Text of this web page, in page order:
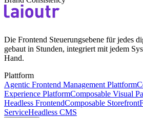
Die Frontend Steuerungsebene für jedes
gebaut in Stunden, integriert mit jedem
Hand.
Plattform
Agentic Frontend Management Plattform
Experience PlatformComposable Visual
Headless FrontendComposable Storefront
ServiceHeadless CMS